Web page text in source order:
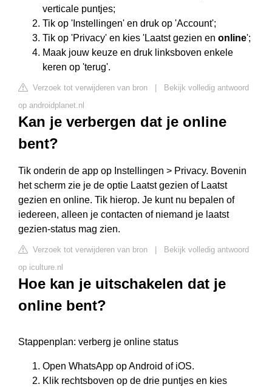
verticale puntjes;
Tik op 'Instellingen' en druk op 'Account';
Tik op 'Privacy' en kies 'Laatst gezien en online';
Maak jouw keuze en druk linksboven enkele
keren op 'terug'.
Verzoek tot verwijderen van bron
Bekijk volledig antwoord
op androidplanet.nl
Kan je verbergen dat je online
bent?
Tik onderin de app op Instellingen > Privacy. Bovenin
het scherm zie je de optie Laatst gezien of Laatst
gezien en online. Tik hierop. Je kunt nu bepalen of
iedereen, alleen je contacten of niemand je laatst
gezien-status mag zien.
Verzoek tot verwijderen van bron
Bekijk volledig antwoord
op iculture.nl
Hoe kan je uitschakelen dat je
online bent?
Stappenplan: verberg je online status
Open WhatsApp op Android of iOS.
Klik rechtsboven op de drie puntjes en kies